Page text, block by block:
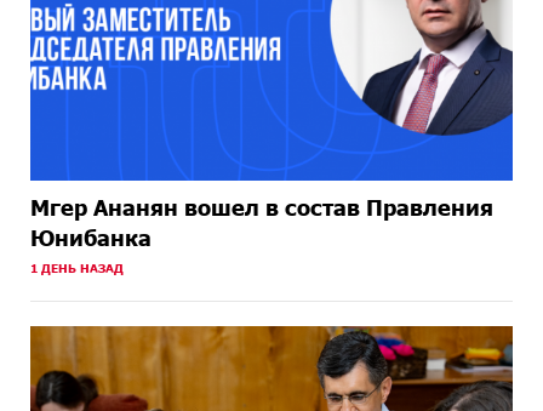
Мгер Ананян вошел в состав Правления
Юнибанка
1 ДЕНЬ НАЗАД